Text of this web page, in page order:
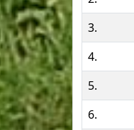
3.
4.
5.
6.